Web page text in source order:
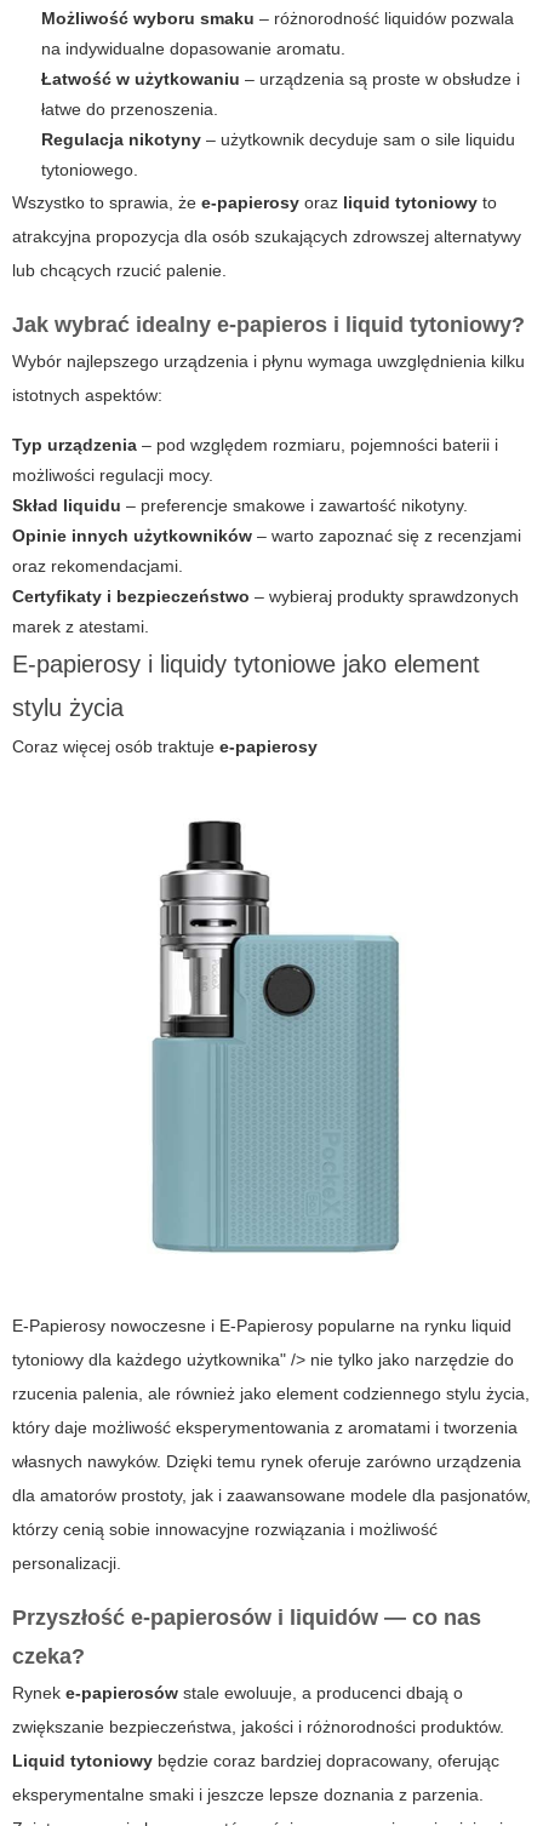
Możliwość wyboru smaku – różnorodność liquidów pozwala
na indywidualne dopasowanie aromatu.
Łatwość w użytkowaniu – urządzenia są proste w obsłudze i
łatwe do przenoszenia.
Regulacja nikotyny – użytkownik decyduje sam o sile liquidu
tytoniowego.
Wszystko to sprawia, że e-papierosy oraz liquid tytoniowy to
atrakcyjna propozycja dla osób szukających zdrowszej alternatywy
lub chcących rzucić palenie.
Jak wybrać idealny e-papieros i liquid tytoniowy?
Wybór najlepszego urządzenia i płynu wymaga uwzględnienia kilku
istotnych aspektów:
Typ urządzenia – pod względem rozmiaru, pojemności baterii i
możliwości regulacji mocy.
Skład liquidu – preferencje smakowe i zawartość nikotyny.
Opinie innych użytkowników – warto zapoznać się z recenzjami
oraz rekomendacjami.
Certyfikaty i bezpieczeństwo – wybieraj produkty sprawdzonych
marek z atestami.
E-papierosy i liquidy tytoniowe jako element
stylu życia
Coraz więcej osób traktuje e-papierosy
E-Papierosy nowoczesne i E-Papierosy popularne na rynku liquid
tytoniowy dla każdego użytkownika" /> nie tylko jako narzędzie do
rzucenia palenia, ale również jako element codziennego stylu życia,
który daje możliwość eksperymentowania z aromatami i tworzenia
własnych nawyków. Dzięki temu rynek oferuje zarówno urządzenia
dla amatorów prostoty, jak i zaawansowane modele dla pasjonatów,
którzy cenią sobie innowacyjne rozwiązania i możliwość
personalizacji.
Przyszłość e-papierosów i liquidów — co nas
czeka?
Rynek e-papierosów stale ewoluuje, a producenci dbają o
zwiększanie bezpieczeństwa, jakości i różnorodności produktów.
Liquid tytoniowy będzie coraz bardziej dopracowany, oferując
eksperymentalne smaki i jeszcze lepsze doznania z parzenia.